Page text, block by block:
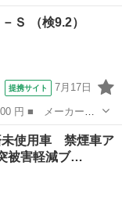
レード名： ベー
アル 純正レカロ
Ｓ （検9.2）
提携サイト 7月17日
ド名： ＥＣＯ－
ション： CVT ...
使用車 禁煙車ア
被害軽減ブ…